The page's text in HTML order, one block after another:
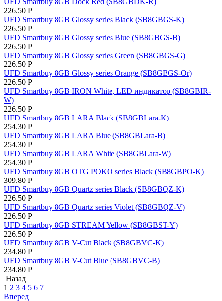
226.50 Р
UFD Smartbuy 8GB Glossy series Black (SB8GBGS-K)
226.50 Р
UFD Smartbuy 8GB Glossy series Blue (SB8GBGS-B)
226.50 Р
UFD Smartbuy 8GB Glossy series Green (SB8GBGS-G)
226.50 Р
UFD Smartbuy 8GB Glossy series Orange (SB8GBGS-Or)
226.50 Р
UFD Smartbuy 8GB IRON White, LED индикатор (SB8GBIR-
W)
226.50 Р
UFD Smartbuy 8GB LARA Black (SB8GBLara-K)
254.30 Р
UFD Smartbuy 8GB LARA Blue (SB8GBLara-B)
254.30 Р
UFD Smartbuy 8GB LARA White (SB8GBLara-W)
254.30 Р
UFD Smartbuy 8GB OTG POKO series Black (SB8GBPO-K)
309.80 Р
UFD Smartbuy 8GB Quartz series Black (SB8GBQZ-K)
226.50 Р
UFD Smartbuy 8GB Quartz series Violet (SB8GBQZ-V)
226.50 Р
UFD Smartbuy 8GB STREAM Yellow (SB8GBST-Y)
226.50 Р
UFD Smartbuy 8GB V-Cut Black (SB8GBVC-K)
234.80 Р
UFD Smartbuy 8GB V-Cut Blue (SB8GBVC-B)
234.80 Р
Назад
1 2 3 4 5 6 7
Вперед